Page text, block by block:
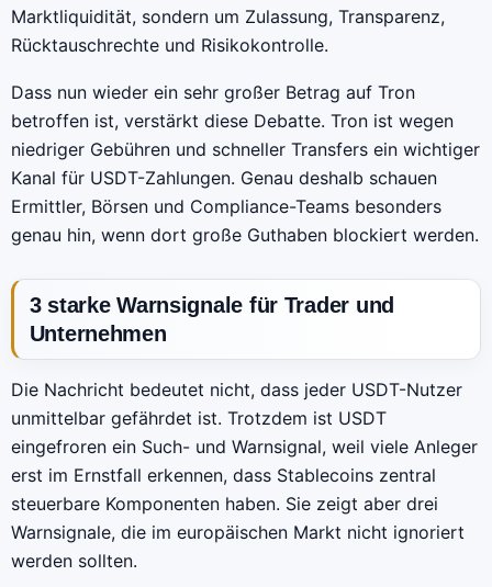
Marktliquidität, sondern um Zulassung, Transparenz,
Rücktauschrechte und Risikokontrolle.
Dass nun wieder ein sehr großer Betrag auf Tron
betroffen ist, verstärkt diese Debatte. Tron ist wegen
niedriger Gebühren und schneller Transfers ein wichtiger
Kanal für USDT-Zahlungen. Genau deshalb schauen
Ermittler, Börsen und Compliance-Teams besonders
genau hin, wenn dort große Guthaben blockiert werden.
3 starke Warnsignale für Trader und
Unternehmen
Die Nachricht bedeutet nicht, dass jeder USDT-Nutzer
unmittelbar gefährdet ist. Trotzdem ist USDT
eingefroren ein Such- und Warnsignal, weil viele Anleger
erst im Ernstfall erkennen, dass Stablecoins zentral
steuerbare Komponenten haben. Sie zeigt aber drei
Warnsignale, die im europäischen Markt nicht ignoriert
werden sollten.